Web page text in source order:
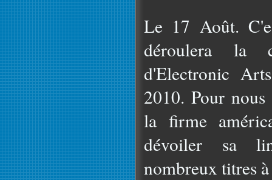
Le 17 Août.
déroulera la
d'Electronic
2010. Pour
la firme
dévoiler sa
nombreux titres